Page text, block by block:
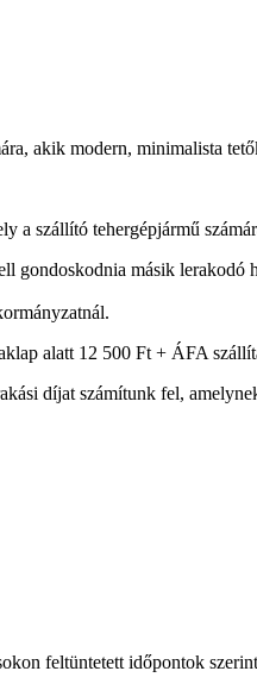
akik modern, minimalista
a szállító tehergépjármű
gondoskodnia másik
alatt 12 500 Ft + ÁFA
díjat számítunk fel,
feltüntetett időpontok